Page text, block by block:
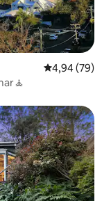
4,94 de uma
4,94 (79)